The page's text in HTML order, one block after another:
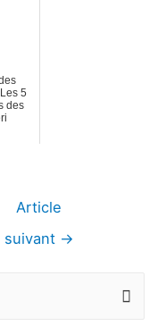
5
des
Article
suivant →